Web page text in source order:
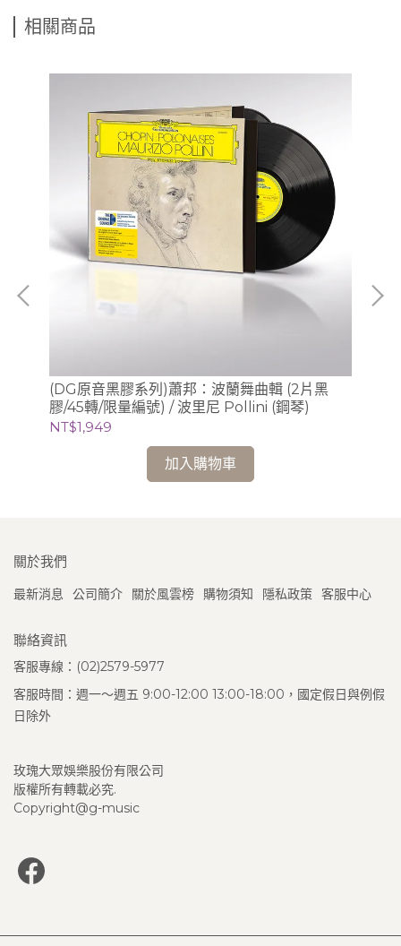
相關商品
(DG原音黑膠系列)蕭邦：波蘭舞曲輯 (2片黑
膠/45轉/限量編號) / 波里尼 Pollini (鋼琴)
NT$1,949
加入購物車
關於我們
最新消息 公司簡介 關於風雲榜 購物須知 隱私政策 客服中心
聯絡資訊
客服專線：(02)2579-5977
客服時間：週一～週五 9:00-12:00 13:00-18:00，國定假日與例假
日除外
玫瑰大眾娛樂股份有限公司
版權所有轉載必究.
Copyright@g-music